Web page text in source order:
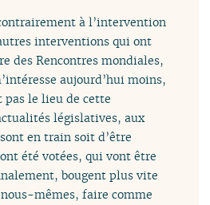
à l’intervention
interventions qui ont
des Rencontres mondiales,
aujourd’hui moins,
pas le lieu de cette
législatives, aux
en train soit d’être
été votées, qui vont être
bougent plus vite
nous-mêmes, faire comme